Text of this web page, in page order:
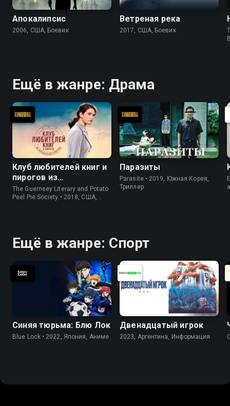
Апокалипсис
2006, США, Боевик
Ветреная река
2017, США, Боевик
Ещё в жанре: Драма
Клуб любителей книг и
пирогов из
картофельных
очистков
The Guernsey Literary and Potato
Peel Pie Society • 2018, США,
Паразиты
Parasite • 2019, Южная Корея,
Триллер
Ещё в жанре: Спорт
Синяя тюрьма: Блю Лок
Blue Lock • 2022, Япония, Аниме
Двенадцатый игрок
2023, Аргентина, Информация